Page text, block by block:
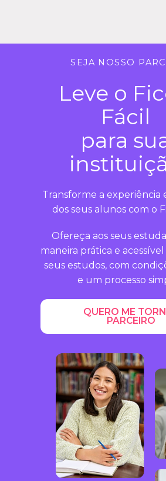
SEJA NOSSO
Leve o
Fácil
para
Transforme a experiência
dos seus alunos com o
Ofereça aos seus
maneira prática e
seus estudos, com
e um processo
QUERO ME
PARCEIRO